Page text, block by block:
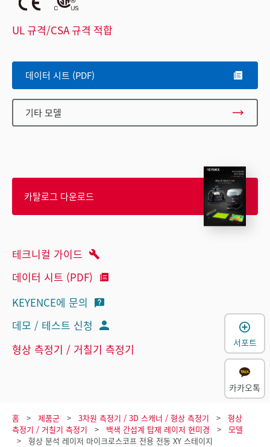
UL 규격/CSA 규격 적합
데이터 시트 (PDF)
기타 모델
카탈로그 다운로드
테크니컬 가이드
데이터 시트 (PDF)
KEYENCE에 문의
데모 / 테스트 신청
형상 측정기 / 거칠기 측정기
홈 제품군 3차원 측정기 / 3D 스캐너 / 형상 측정기
형상
측정기 / 거칠기 측정기
백색 간섭계 탑재 레이저 현미경
모델
형상 분석 레이저 마이크로스코프 전용 전동 XY 스테이지
서포트
카카오톡